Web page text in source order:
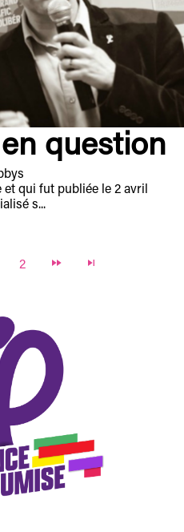
question
qui fut publiée le 2 avril
s...
2